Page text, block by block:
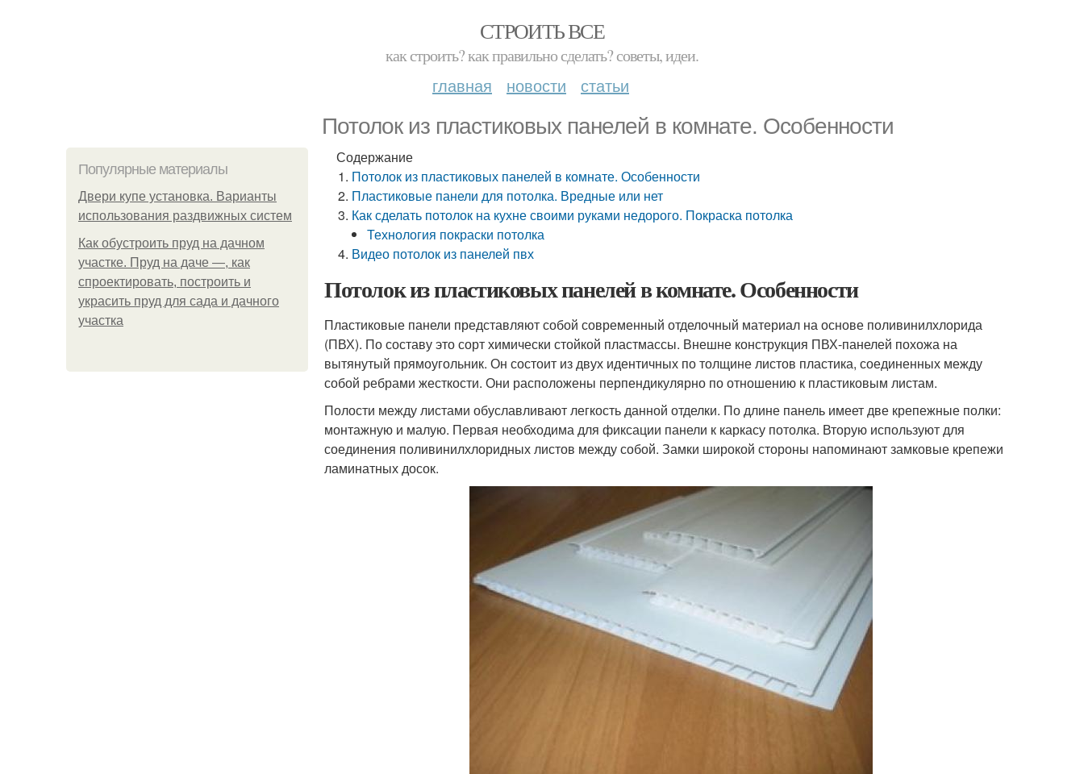
СТРОИТЬ ВСЕ
как строить? как правильно сделать? советы, идеи.
главная новости статьи
Потолок из пластиковых панелей в комнате. Особенности
Популярные материалы
Двери купе установка. Варианты
использования раздвижных систем
Как обустроить пруд на дачном
участке. Пруд на даче —, как
спроектировать, построить и
украсить пруд для сада и дачного
участка
Содержание
Потолок из пластиковых панелей в комнате. Особенности
Пластиковые панели для потолка. Вредные или нет
Как сделать потолок на кухне своими руками недорого. Покраска потолка
Технология покраски потолка
Видео потолок из панелей пвх
Потолок из пластиковых панелей в комнате. Особенности
Пластиковые панели представляют собой современный отделочный материал на основе поливинилхлорида
(ПВХ). По составу это сорт химически стойкой пластмассы. Внешне конструкция ПВХ-панелей похожа на
вытянутый прямоугольник. Он состоит из двух идентичных по толщине листов пластика, соединенных между
собой ребрами жесткости. Они расположены перпендикулярно по отношению к пластиковым листам.
Полости между листами обуславливают легкость данной отделки. По длине панель имеет две крепежные полки:
монтажную и малую. Первая необходима для фиксации панели к каркасу потолка. Вторую используют для
соединения поливинилхлоридных листов между собой. Замки широкой стороны напоминают замковые крепежи
ламинатных досок.